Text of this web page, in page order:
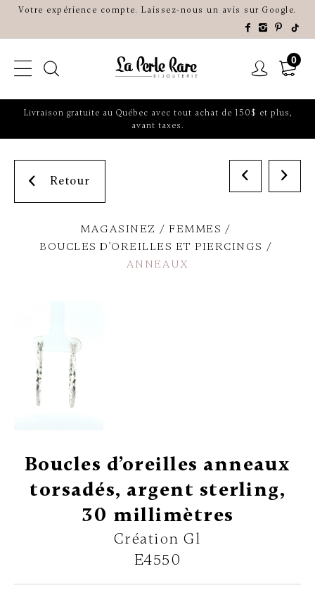
Votre expérience compte. Laissez-nous un avis sur Google.
0
Livraison gratuite au Québec avec tout achat de 150$ et plus,
avant taxes.
Retour
MAGASINEZ
FEMMES
BOUCLES D'OREILLES ET PIERCINGS
ANNEAUX
Boucles d’oreilles anneaux
torsadés, argent sterling,
30 millimètres
Création Gl
E4550